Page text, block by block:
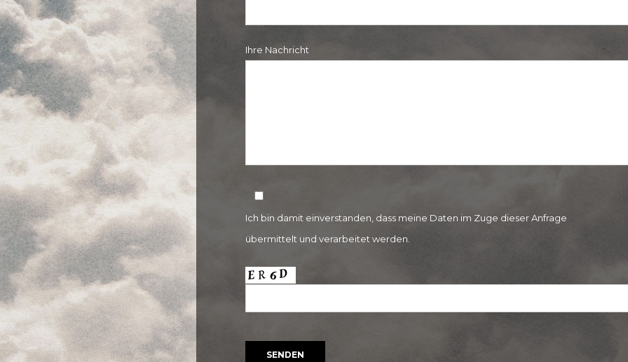
Ihre Nachricht
Ich bin damit einverstanden, dass meine Daten im Zuge dieser Anfrage
übermittelt und verarbeitet werden.